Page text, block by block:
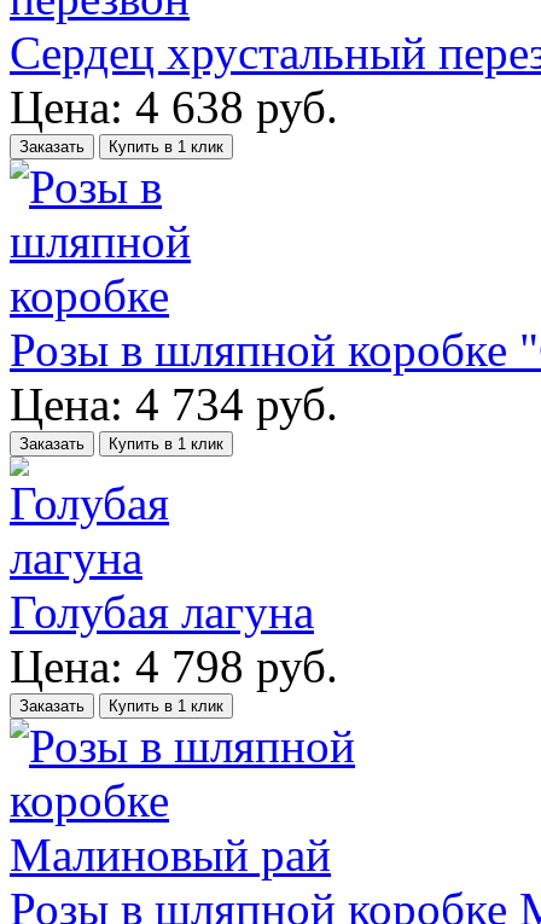
Сердец хрустальный
Цена: 4 638 руб.
Заказать Купить в 1 клик
Розы в шляпной коробке
Цена: 4 734 руб.
Заказать Купить в 1 клик
Голубая лагуна
Цена: 4 798 руб.
Заказать Купить в 1 клик
Розы в шляпной коробке